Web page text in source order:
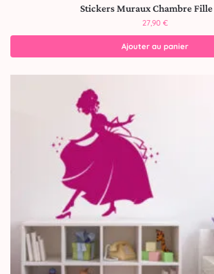
Stickers Muraux Chambre Fille
27,90 €
Ajouter au panier